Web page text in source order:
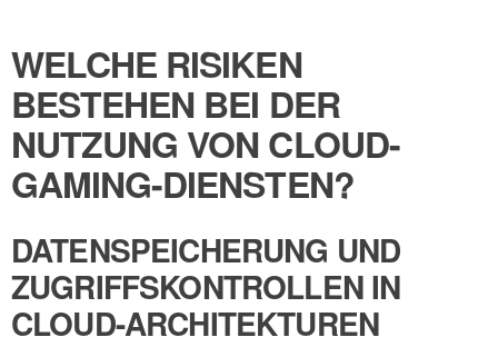
WELCHE RISIKEN
BESTEHEN BEI DER
NUTZUNG VON CLOUD-
GAMING-DIENSTEN?
DATENSPEICHERUNG UND
ZUGRIFFSKONTROLLEN IN
CLOUD-ARCHITEKTUREN